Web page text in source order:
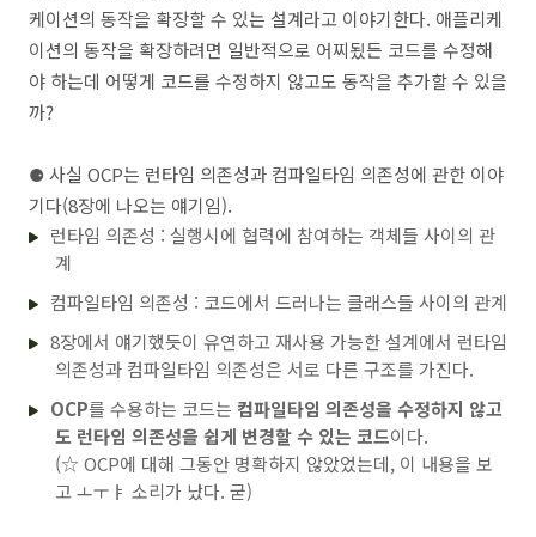
케이션의 동작을 확장할 수 있는 설계라고 이야기한다. 애플리케
이션의 동작을 확장하려면 일반적으로 어찌됬든 코드를 수정해
야 하는데 어떻게 코드를 수정하지 않고도 동작을 추가할 수 있을
까?
⚈사실 OCP는 런타임 의존성과 컴파일타임 의존성에 관한 이야
기다(8장에 나오는 얘기임).
런타임 의존성 : 실행시에 협력에 참여하는 객체들 사이의 관
계
컴파일타임 의존성 : 코드에서 드러나는 클래스들 사이의 관계
8장에서 얘기했듯이 유연하고 재사용 가능한 설계에서 런타임
의존성과 컴파일타임 의존성은 서로 다른 구조를 가진다.
OCP를 수용하는 코드는 컴파일타임 의존성을 수정하지 않고
도 런타임 의존성을 쉽게 변경할 수 있는 코드이다.
(☆ OCP에 대해 그동안 명확하지 않았었는데, 이 내용을 보
고 ㅗㅜㅑ 소리가 났다. 굳)